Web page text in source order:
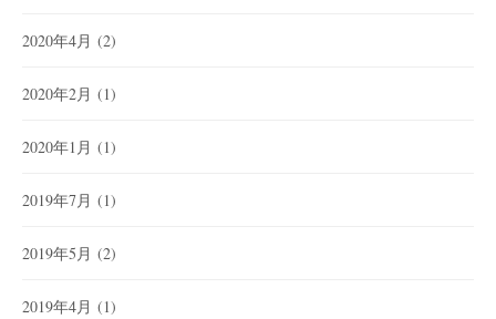
2020年4月 (2)
2020年2月 (1)
2020年1月 (1)
2019年7月 (1)
2019年5月 (2)
2019年4月 (1)